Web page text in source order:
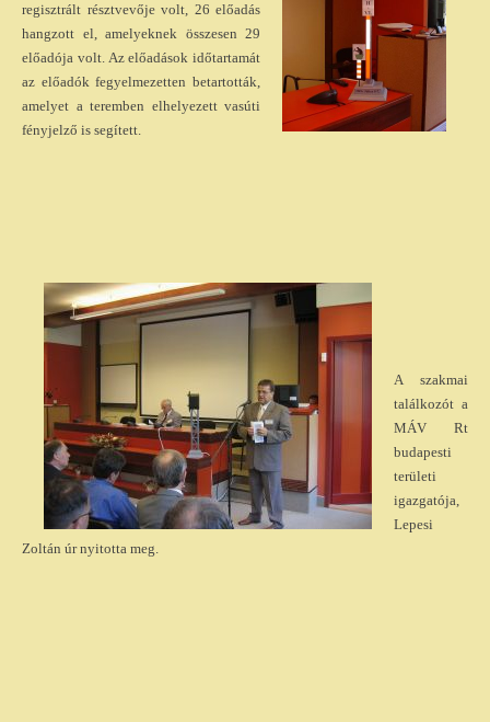
regisztrált résztvevője volt, 26 előadás
hangzott el, amelyeknek összesen 29
előadója volt. Az előadások időtartamát
az előadók fegyelmezetten betartották,
amelyet a teremben elhelyezett vasúti
fényjelző is segített.
A szakmai
találkozót a
MÁV Rt
budapesti
területi
igazgatója,
Lepesi
Zoltán úr nyitotta meg.